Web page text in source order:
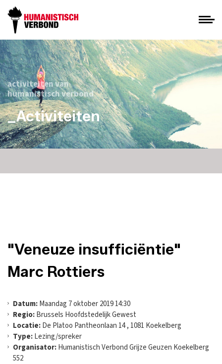
activiteiten van
humanistisch verbond
_Activiteiten
"Veneuze insufficiëntie"
Marc Rottiers
Datum:Maandag 7 oktober 2019 14:30
Regio:Brussels Hoofdstedelijk Gewest
Locatie:De Platoo Pantheonlaan 14 , 1081 Koekelberg
Type:Lezing/spreker
Organisator:Humanistisch Verbond Grijze Geuzen Koekelberg
552